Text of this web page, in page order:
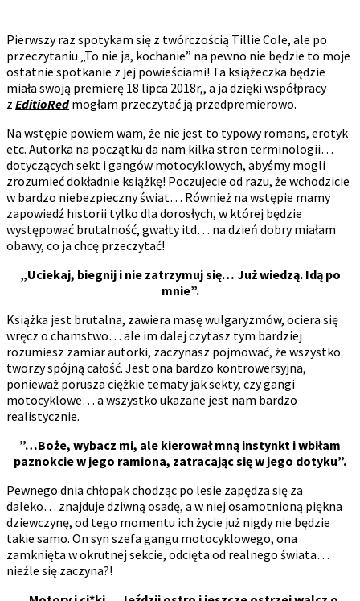
Pierwszy raz spotykam się z twórczością Tillie Cole, ale po
przeczytaniu „To nie ja, kochanie” na pewno nie będzie to moje
ostatnie spotkanie z jej powieściami! Ta książeczka będzie
miała swoją premierę 18 lipca 2018r,, a ja dzięki współpracy
z EditioRedmogłam przeczytać ją przedpremierowo.
Na wstępie powiem wam, że nie jest to typowy romans, erotyk
etc. Autorka na początku da nam kilka stron terminologii…
dotyczących sekt i gangów motocyklowych, abyśmy mogli
zrozumieć dokładnie książkę! Poczujecie od razu, że wchodzicie
w bardzo niebezpieczny świat… Również na wstępie mamy
zapowiedź historii tylko dla dorosłych, w której będzie
występować brutalność, gwałty itd… na dzień dobry miałam
obawy, co ja chcę przeczytać!
„Uciekaj, biegnij i nie zatrzymuj się… Już wiedzą. Idą po
mnie”.
Książka jest brutalna, zawiera masę wulgaryzmów, ociera się
wręcz o chamstwo… ale im dalej czytasz tym bardziej
rozumiesz zamiar autorki, zaczynasz pojmować, że wszystko
tworzy spójną całość. Jest ona bardzo kontrowersyjna,
ponieważ porusza ciężkie tematy jak sekty, czy gangi
motocyklowe… a wszystko ukazane jest nam bardzo
realistycznie.
”…Boże, wybacz mi, ale kierował mną instynkt i wbiłam
paznokcie w jego ramiona, zatracając się w jego dotyku”.
Pewnego dnia chłopak chodząc po lesie zapędza się za
daleko… znajduje dziwną osadę, a w niej osamotnioną piękna
dziewczynę, od tego momentu ich życie już nigdy nie będzie
takie samo. On syn szefa gangu motocyklowego, ona
zamknięta w okrutnej sekcie, odcięta od realnego świata…
nieźle się zaczyna?!